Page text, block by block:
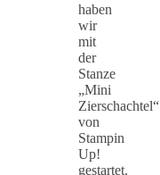
haben
wir
mit
der
Stanze
„Mini
Zierschachtel“
von
Stampin
Up!
gestartet.